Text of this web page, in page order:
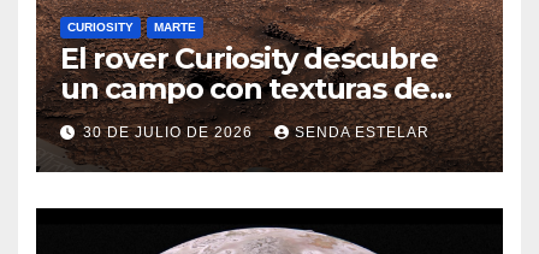
CURIOSITY MARTE
El rover Curiosity descubre
un campo con texturas de
panal
30 DE JULIO DE 2026 SENDA ESTELAR